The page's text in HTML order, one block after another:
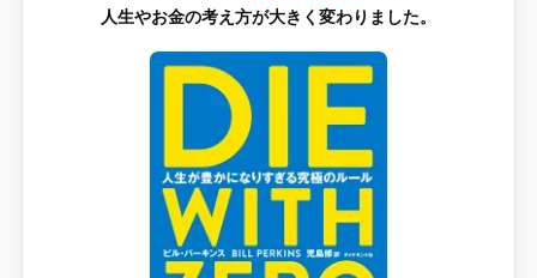
人生やお金の考え方が大きく変わりました。